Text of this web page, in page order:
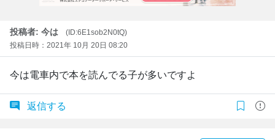
投稿者: 今は
(ID:6E1sob2N0tQ)
投稿日時：2021年 10月 20日 08:20
今は電車内で本を読んでる子が多いですよ
返信する